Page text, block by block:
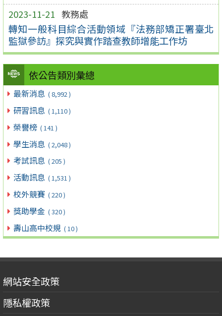
2023-11-21 教務處
轉知一般科目綜合活動領域『法務部矯正署臺北
監獄參訪』探究與實作踏查教師增能工作坊
依公告類別彙總
最新消息 ( 8,992 )
研習訊息 ( 1,110 )
榮譽榜 ( 141 )
學生消息 ( 2,048 )
考試訊息 ( 205 )
活動訊息 ( 1,531 )
校外競賽 ( 220 )
獎助學金 ( 320 )
壽山高中校規 ( 10 )
網站安全政策
隱私權政策